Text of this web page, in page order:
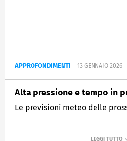
APPROFONDIMENTI 13 GENNAIO 2026
Alta pressione e tempo in
Le previsioni meteo delle